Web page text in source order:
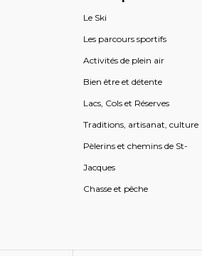
Le Ski
Les parcours sportifs
Activités de plein air
Bien être et détente
Lacs, Cols et Réserves
Traditions, artisanat, culture
Pèlerins et chemins de St-
Jacques
Chasse et pêche